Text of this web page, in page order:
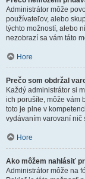
Administrátor môže
používateľov, alebo
týchto možností, alebo
nezobrazí sa vám táto
Hore
Prečo som obdržal
Každý administrátor si
ich porušíte, môže vám
toto je plne v
vydávaním varovaní nič
Hore
Ako môžem nahlásiť
Administrátor môže na